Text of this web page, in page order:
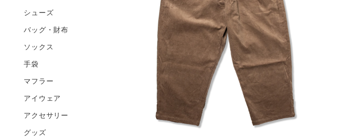
シューズ
バッグ・財布
ソックス
手袋
マフラー
アイウェア
アクセサリー
グッズ